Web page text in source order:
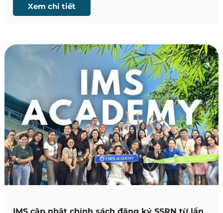
trọng mà học viên có kế hoạch học tập tại Philippines
Xem chi tiết